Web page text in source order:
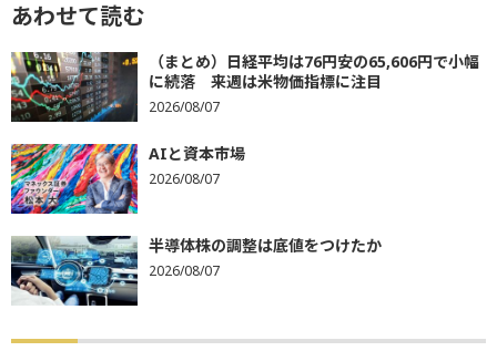
あわせて読む
（まとめ）日経平均は76円安の65,606円で小幅
に続落 来週は米物価指標に注目
2026/08/07
AIと資本市場
2026/08/07
半導体株の調整は底値をつけたか
2026/08/07